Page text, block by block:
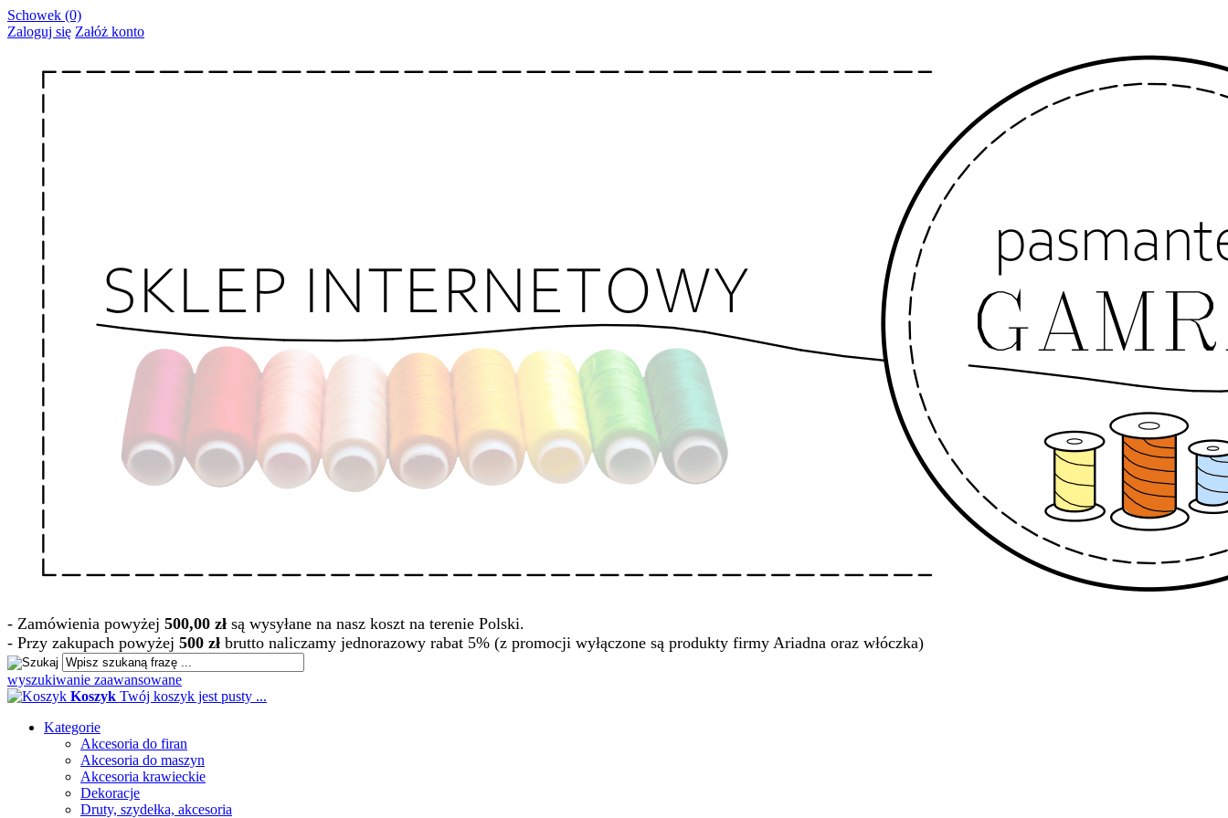
Schowek (0)
Zaloguj się Załóż konto
- Zamówienia powyżej 500,00 zł są wysyłane na nasz koszt na terenie Polski.
- Przy zakupach powyżej 500 zł brutto naliczamy jednorazowy rabat 5% (z promocji wyłączone są produkty firmy Ariadna oraz włóczka)
wyszukiwanie zaawansowane
Koszyk Twój koszyk jest pusty ...
Kategorie
Akcesoria do firan
Akcesoria do maszyn
Akcesoria krawieckie
Dekoracje
Druty, szydełka, akcesoria